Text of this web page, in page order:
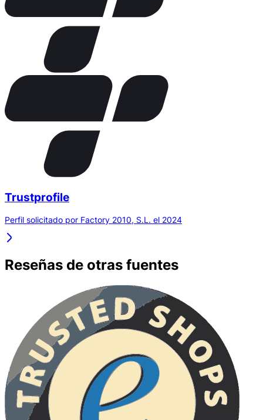
Trustprofile
Perfil solicitado por Factory 2010, S.L. el 2024
Reseñas de otras fuentes